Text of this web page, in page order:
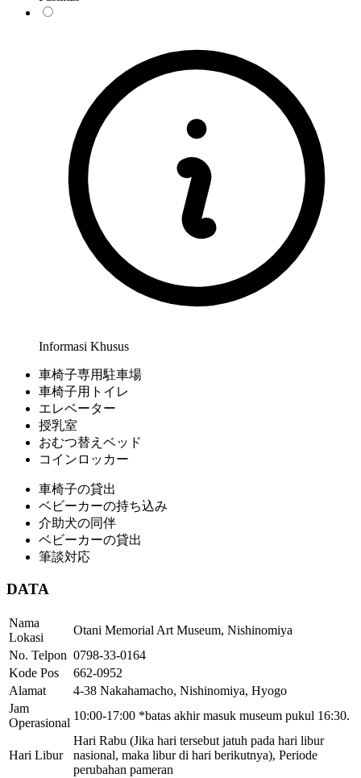
Informasi Khusus
車椅子専用駐車場
車椅子用トイレ
エレベーター
授乳室
おむつ替えベッド
コインロッカー
車椅子の貸出
ベビーカーの持ち込み
介助犬の同伴
ベビーカーの貸出
筆談対応
DATA
Nama
Lokasi
Otani Memorial Art Museum, Nishinomiya
No. Telpon 0798-33-0164
Kode Pos
662-0952
Alamat
4-38 Nakahamacho, Nishinomiya, Hyogo
Jam
Operasional
10:00-17:00 *batas akhir masuk museum pukul 16:30.
Hari Libur
Hari Rabu (Jika hari tersebut jatuh pada hari libur
nasional, maka libur di hari berikutnya), Periode
perubahan pameran